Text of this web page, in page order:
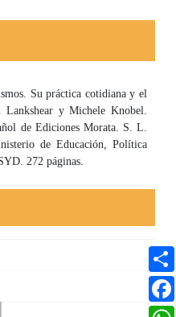
Su práctica cotidiana y el
y Michele Knobel.
de Ediciones Morata. S. L.
de Educación, Política
272 páginas.